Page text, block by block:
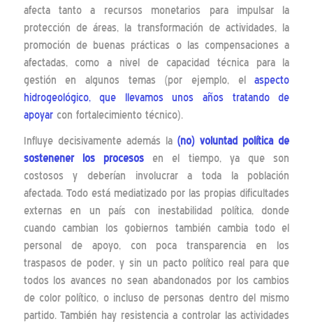
afecta tanto a recursos monetarios para impulsar la
protección de áreas, la transformación de actividades, la
promoción de buenas prácticas o las compensaciones a
afectadas, como a nivel de capacidad técnica para la
gestión en algunos temas (por ejemplo, elaspecto
hidrogeológico, que llevamos unos años tratando de
apoyarcon fortalecimiento técnico).
Influye decisivamente además la (no) voluntad política de
sostenener los procesos en el tiempo, ya que son
costosos y deberían involucrar a toda la población
afectada. Todo está mediatizado por las propias dificultades
externas en un país con inestabilidad política, donde
cuando cambian los gobiernos también cambia todo el
personal de apoyo, con poca transparencia en los
traspasos de poder, y sin un pacto político real para que
todos los avances no sean abandonados por los cambios
de color político, o incluso de personas dentro del mismo
partido. También hay resistencia a controlar las actividades